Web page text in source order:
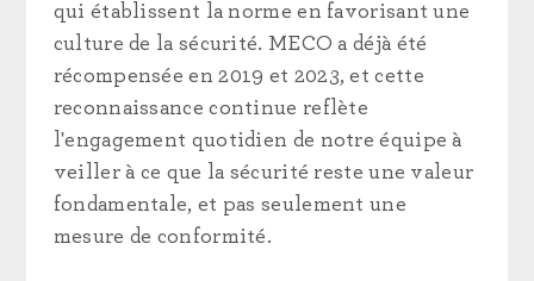
qui établissent la norme en favorisant une
culture de la sécurité. MECO a déjà été
récompensée en 2019 et 2023, et cette
reconnaissance continue reflète
l'engagement quotidien de notre équipe à
veiller à ce que la sécurité reste une valeur
fondamentale, et pas seulement une
mesure de conformité.